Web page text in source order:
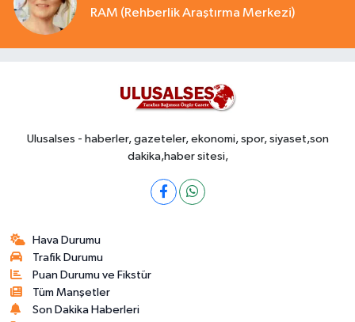
RAM (Rehberlik Araştırma Merkezi)
Ulusalses - haberler, gazeteler, ekonomi, spor, siyaset,son
dakika,haber sitesi,
Hava Durumu
Trafik Durumu
Puan Durumu ve Fikstür
Tüm Manşetler
Son Dakika Haberleri